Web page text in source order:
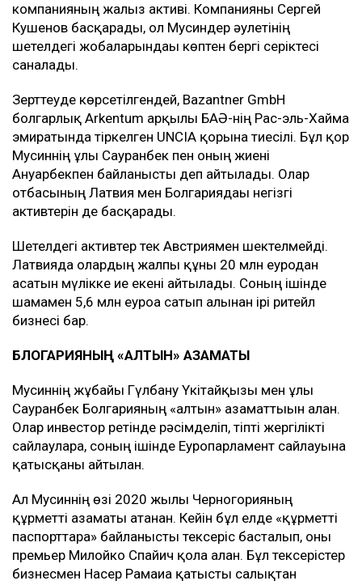
компанияның жалғыз активі. Компанияны Сергей
Кушенов басқарады, ол Мусиндер әулетінің
шетелдегі жобаларындағы көптен бергі серіктесі
саналады.
Зерттеуде көрсетілгендей, Bazantner GmbH
болгарлық Arkentum арқылы БАӘ-нің Рас-эль-Хайма
эмиратында тіркелген UNCIA қорына тиесілі. Бұл қор
Мусиннің ұлы Сауранбек пен оның жиені
Ануарбекпен байланысты деп айтылады. Олар
отбасының Латвия мен Болгариядағы негізгі
активтерін де басқарады.
Шетелдегі активтер тек Австриямен шектелмейді.
Латвияда олардың жалпы құны 20 млн еуродан
асатын мүлікке ие екені айтылады. Соның ішінде
шамамен 5,6 млн еуроға сатып алынған ірі ритейл
бизнесі бар.
БЛОГАРИЯНЫҢ «АЛТЫН» АЗАМАТЫ
Мусиннің жұбайы Гүлбану Үкітайқызы мен ұлы
Сауранбек Болгарияның «алтын» азаматтығын алған.
Олар инвестор ретінде рәсімделіп, тіпті жергілікті
сайлауларға, соның ішінде Еуропарламент сайлауына
қатысқаны айтылған.
Ал Мусиннің өзі 2020 жылы Черногорияның
құрметті азаматы атанған. Кейін бұл елде «құрметті
паспорттарға» байланысты тексеріс басталып, оны
премьер Милойко Спайич қолға алған. Бұл тексерістер
бизнесмен Насер Рамаиға қатысты салықтан